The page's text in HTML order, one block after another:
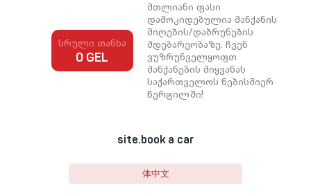
სრული თანხა
0 GEL
მთლიანი ფასი
დამოკიდებულია მანქანის
მიღების/დაბრუნების
მდებარეობაზე. ჩვენ
ვუზრუნველყოფთ
მანქანების მიყვანას
საქართველოს ნებისმიერ
წერტილში!
site.book a car
体中文